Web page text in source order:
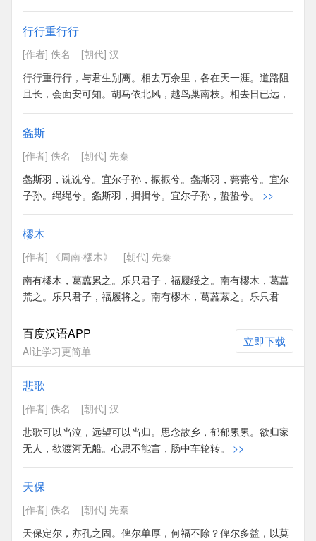
归，心亦忧止。忧心烈烈，载饥载渴。我戍未定，靡使归聘。
采薇采薇，薇亦刚止。曰归曰归，岁亦阳止。王事靡盬，不遑
启处。忧心孔疚，我行不来。彼尔维何？维常之华。彼路斯
何？君子之车。戎车既驾，四牡业业。岂敢定居？一月三捷。
驾彼四牡，四牡骙骙。君子所依，小人所腓。四牡翼翼，象弭
鱼服。岂不日戒，玁狁孔棘。昔我往矣，杨柳依依。今我来
行行重行行
[作者] 佚名
[朝代] 汉
行行重行行，与君生别离。相去万余里，各在天一涯。道路阻
且长，会面安可知。胡马依北风，越鸟巢南枝。相去日已远，
衣带日已缓。浮云蔽白日，游子不顾反。思君令人老，岁月忽
已晚。弃捐勿复道，努力加餐饭。
螽斯
[作者] 佚名
[朝代] 先秦
螽斯羽，诜诜兮。宜尔子孙，振振兮。螽斯羽，薨薨兮。宜尔
子孙。绳绳兮。螽斯羽，揖揖兮。宜尔子孙，蛰蛰兮。
>>
樛木
[作者] 《周南·樛木》
[朝代] 先秦
南有樛木，葛藟累之。乐只君子，福履绥之。南有樛木，葛藟
荒之。乐只君子，福履将之。南有樛木，葛藟萦之。乐只君
子，福履成之。>>
百度汉语APP
AI让学习更简单
立即下载
悲歌
[作者] 佚名
[朝代] 汉
悲歌可以当泣，远望可以当归。思念故乡，郁郁累累。欲归家
无人，欲渡河无船。心思不能言，肠中车轮转。
>>
天保
[作者] 佚名
[朝代] 先秦
天保定尔，亦孔之固。俾尔单厚，何福不除？俾尔多益，以莫